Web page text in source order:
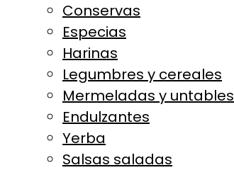
Conservas
Especias
Harinas
Legumbres y cereales
Mermeladas y untables
Endulzantes
Yerba
Salsas saladas